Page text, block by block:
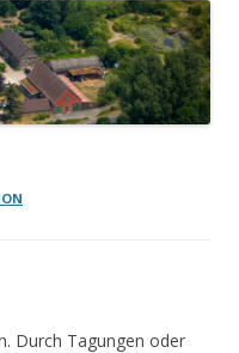
Durch Tagungen oder